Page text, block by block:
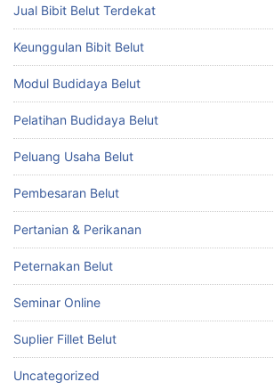
Jual Bibit Belut Terdekat
Keunggulan Bibit Belut
Modul Budidaya Belut
Pelatihan Budidaya Belut
Peluang Usaha Belut
Pembesaran Belut
Pertanian & Perikanan
Peternakan Belut
Seminar Online
Suplier Fillet Belut
Uncategorized